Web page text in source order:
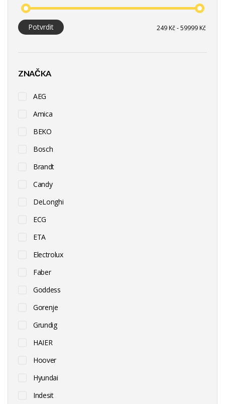
Potvrdit
ZNAČKA
AEG
Amica
BEKO
Bosch
Brandt
Candy
DeLonghi
ECG
ETA
Electrolux
Faber
Goddess
Gorenje
Grundig
HAIER
Hoover
Hyundai
Indesit